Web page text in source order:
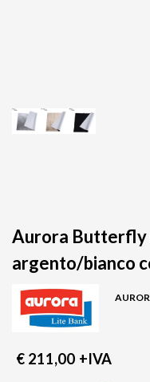
Aurora
argento/bianco
€ 211,00 +IVA